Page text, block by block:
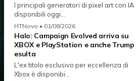
I principali generatori di pixel art con IA
disponibili oggi...
HTNovo • 01/08/2026
Halo: Campaign Evolved arriva su
XBOX e PlayStation e anche Trump
esulta
L'ex titolo esclusivo per eccellenza di
Xbox è disponibi...